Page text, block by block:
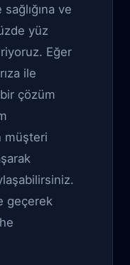
ve
yüz
Eğer
ile
bir çözüm
müşteri
geçerek